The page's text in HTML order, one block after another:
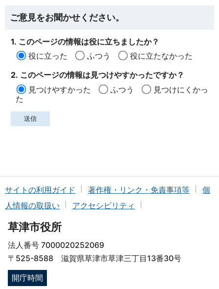
ご意見をお聞かせください。
1. このページの情報は役に立ちましたか？
役に立った
ふつう
役に立たなかった
2. このページの情報は見つけやすかったですか？
見つけやすかった
ふつう
見つけにくかっ
た
サイトの利用ガイド 著作権・リンク・免責事項等
個
人情報の取扱い
アクセシビリティ
草津市役所
法人番号 7000020252069
〒525-8588 滋賀県草津市草津三丁目13番30号
開庁時間